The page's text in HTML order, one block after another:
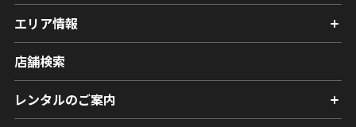
エリア情報
店舗検索
レンタルのご案内